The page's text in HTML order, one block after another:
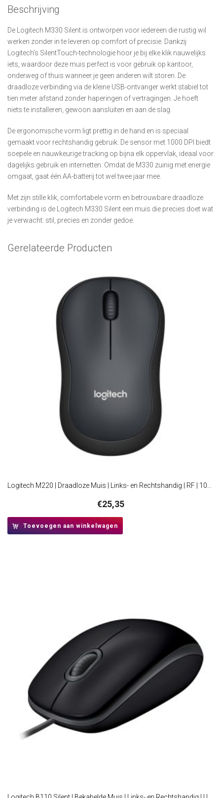
Beschrijving
De Logitech M330 Silent is ontworpen voor iedereen die rustig wil
werken zonder in te leveren op comfort of precisie. Dankzij
Logitech’s SilentTouch-technologie hoor je bij elke klik nauwelijks
iets, waardoor deze muis perfect is voor gebruik op kantoor,
onderweg of thuis wanneer je geen anderen wilt storen. De
draadloze verbinding via de kleine USB-ontvanger werkt stabiel tot
tien meter afstand zonder haperingen of vertragingen. Je hoeft
niets te installeren, gewoon aansluiten en aan de slag.
De ergonomische vorm ligt prettig in de hand en is speciaal
gemaakt voor rechtshandig gebruik. De sensor met 1000 DPI biedt
soepele en nauwkeurige tracking op bijna elk oppervlak, ideaal voor
dagelijks gebruik en internetten. Omdat de M330 zuinig met energie
omgaat, gaat één AA-batterij tot wel twee jaar mee.
Met zijn stille klik, comfortabele vorm en betrouwbare draadloze
verbinding is de Logitech M330 Silent een muis die precies doet wat
je verwacht: stil, precies en zonder gedoe.
Gerelateerde Producten
€25,35
Toevoegen aan winkelwagen